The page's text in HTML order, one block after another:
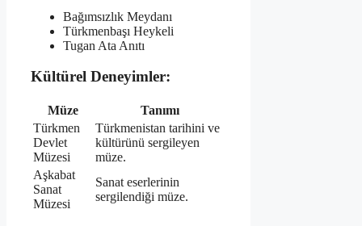
Bağımsızlık Meydanı
Türkmenbaşı Heykeli
Tugan Ata Anıtı
Kültürel Deneyimler:
Müze
Tanımı
Türkmen
Devlet
Müzesi
Türkmenistan tarihini ve
kültürünü sergileyen
müze.
Aşkabat
Sanat
Müzesi
Sanat eserlerinin
sergilendiği müze.